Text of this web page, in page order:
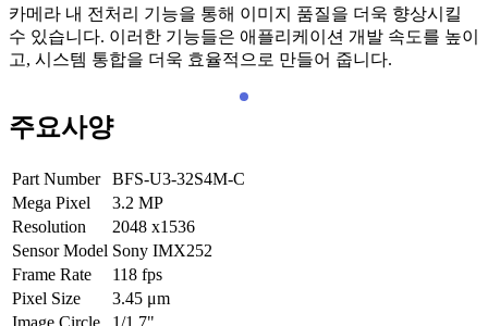
카메라 내 전처리 기능을 통해 이미지 품질을 더욱 향상시킬
수 있습니다. 이러한 기능들은 애플리케이션 개발 속도를 높이
고, 시스템 통합을 더욱 효율적으로 만들어 줍니다.
주요사양
Part Number
BFS-U3-32S4M-C
Mega Pixel
3.2 MP
Resolution
2048 x1536
Sensor Model Sony IMX252
Frame Rate
118 fps
Pixel Size
3.45 μm